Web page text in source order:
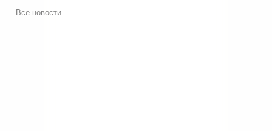
Все новости